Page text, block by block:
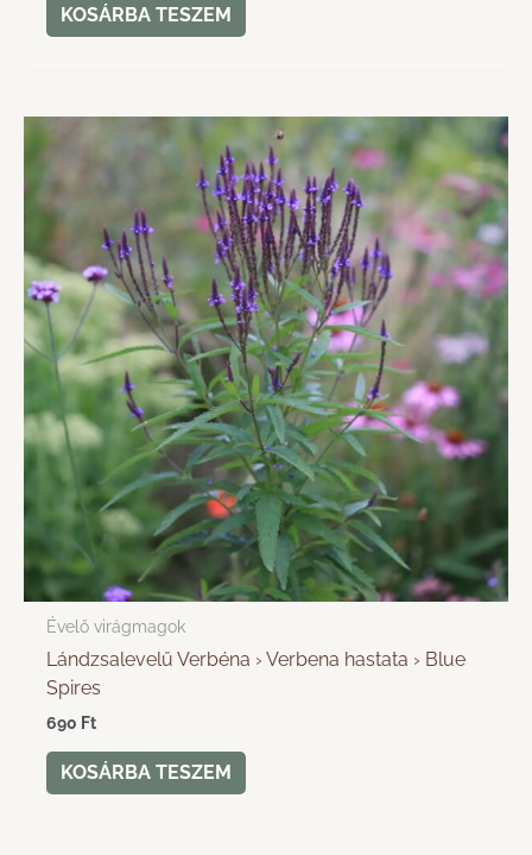
KOSÁRBA TESZEM
Évelő virágmagok
Lándzsalevelű Verbéna › Verbena hastata › Blue
Spires
690 Ft
KOSÁRBA TESZEM